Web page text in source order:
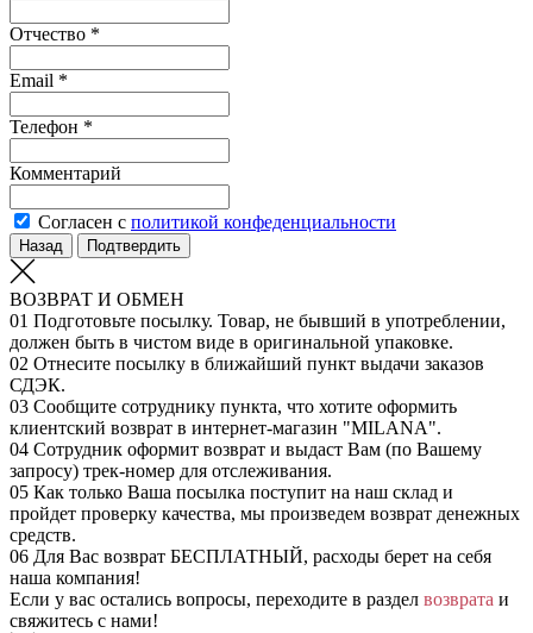
Отчество *
Email *
Телефон *
Комментарий
Согласен с политикой конфеденциальности
Назад Подтвердить
ВОЗВРАТ И ОБМЕН
01 Подготовьте посылку. Товар, не бывший в употреблении,
должен быть в чистом виде в оригинальной упаковке.
02 Отнесите посылку в ближайший пункт выдачи заказов
СДЭК.
03 Сообщите сотруднику пункта, что хотите оформить
клиентский возврат в интернет-магазин "MILANA".
04 Сотрудник оформит возврат и выдаст Вам (по Вашему
запросу) трек-номер для отслеживания.
05 Как только Ваша посылка поступит на наш склад и
пройдет проверку качества, мы произведем возврат денежных
средств.
06 Для Вас возврат БЕСПЛАТНЫЙ, расходы берет на себя
наша компания!
Если у вас остались вопросы, переходите в раздел возврата и
свяжитесь с нами!